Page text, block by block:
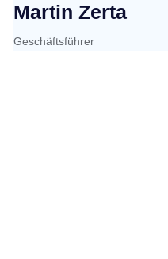
Martin Zerta
Geschäftsführer